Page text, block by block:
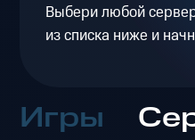
Выбери любой
из списка ниже и
Игры